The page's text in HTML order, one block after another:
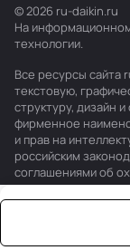
© 2026 ru-daikin.ru
На
технологии.
Все ресурсы сайта
текстовую,
структуру, дизайн
фирменное
и прав на
российским
соглашениями об